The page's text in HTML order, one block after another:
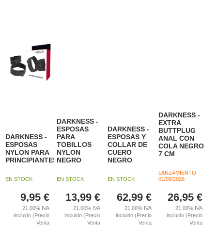
DARKNESS -
ESPOSAS
NYLON PARA
PRINCIPIANTES
EN STOCK
9,95 €
21.00% IVA
incluido (Precio
Venta
DARKNESS -
ESPOSAS
PARA
TOBILLOS
NYLON
NEGRO
EN STOCK
13,99 €
21.00% IVA
incluido (Precio
Venta
DARKNESS -
ESPOSAS Y
COLLAR DE
CUERO
NEGRO
EN STOCK
62,99 €
21.00% IVA
incluido (Precio
Venta
DARKNESS -
EXTRA
BUTTPLUG
ANAL CON
COLA NEGRO
7 CM
LANZAMIENTO
01/09/2026
26,95 €
21.00% IVA
incluido (Precio
Venta